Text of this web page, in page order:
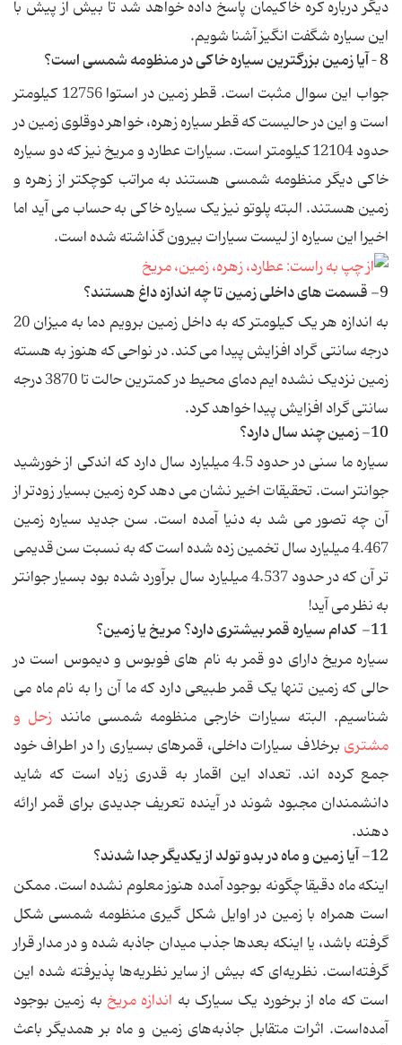
دیگر درباره کره خاکیمان پاسخ داده خواهد شد تا بیش از پیش با
این سیاره شگفت انگیز آشنا شویم.
8 – آیا زمین بزرگترین سیاره خاکی در منظومه شمسی است؟
جواب این سوال مثبت است. قطر زمین در استوا 12756 کیلومتر
است و این در حالیست که قطر سیاره زهره، خواهر دوقلوی زمین در
حدود 12104 کیلومتر است. سیارات عطارد و مریخ نیز که دو سیاره
خاکی دیگر منظومه شمسی هستند به مراتب کوچکتر از زهره و
زمین هستند. البته پلوتو نیز یک سیاره خاکی به حساب می آید اما
اخیرا این سیاره از لیست سیارات بیرون گذاشته شده است.
9- قسمت های داخلی زمین تا چه اندازه داغ هستند؟
به اندازه هر یک کیلومتر که به داخل زمین برویم دما به میزان 20
درجه سانتی گراد افزایش پیدا می کند. در نواحی که هنوز به هسته
زمین نزدیک نشده ایم دمای محیط در کمترین حالت تا 3870 درجه
سانتی گراد افزایش پیدا خواهد کرد.
10- زمین چند سال دارد؟
سیاره ما سنی در حدود 4.5 میلیارد سال دارد که اندکی از خورشید
جوانتر است. تحقیقات اخیر نشان می دهد کره زمین بسیار زودتر از
آن چه تصور می شد به دنیا آمده است. سن جدید سیاره زمین
4.467 میلیارد سال تخمین زده شده است که به نسبت سن قدیمی
تر آن که در حدود 4.537 میلیارد سال برآورد شده بود بسیار جوانتر
به نظر می آید!
11- کدام سیاره قمر بیشتری دارد؟ مریخ یا زمین؟
سیاره مریخ دارای دو قمر به نام های فوبوس و دیموس است در
حالی که زمین تنها یک قمر طبیعی دارد که ما آن را به نام ماه می
شناسیم. البته سیارات خارجی منظومه شمسی مانند زحل و
مشتری برخلاف سیارات داخلی، قمرهای بسیاری را در اطراف خود
جمع کرده اند. تعداد این اقمار به قدری زیاد است که شاید
دانشمندان مجبود شوند در آینده تعریف جدیدی برای قمر ارائه
دهند.
12- آیا زمین و ماه در بدو تولد از یکدیگر جدا شدند؟
اینکه ماه دقیقا چگونه بوجود آمده هنوز معلوم نشده ‌است. ممکن
است همراه با زمین در اوایل شکل گیری منظومه شمسی شکل
گرفته باشد، یا اینکه بعدها جذب میدان جاذبه شده و در مدار قرار
گرفته‌است. نظریه‌ای که بیش از سایر نظریه‌ها پذیرفته شده این
است که ماه از برخورد یک سیارک به اندازه مریخ به زمین بوجود
آمده‌است. اثرات متقابل جاذبه‌های زمین و ماه بر همدیگر باعث